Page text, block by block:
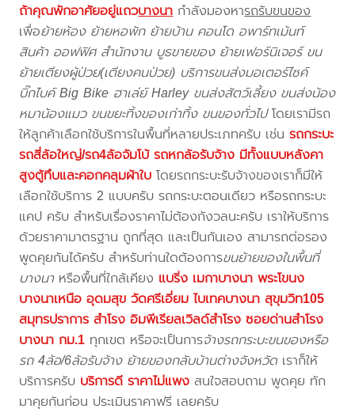
ถ้าคุณพักอาศัยอยู่แถวบางนากำลังมองหารถรับขนของ
เพื่อย้ายห้อง ย้ายหอพัก ย้ายบ้าน คอนโด อพาร์ทเม้นท์
สินค้า ออฟฟิศ สำนักงาน บูธขายของ ย้ายเฟอร์นิเจอร์ ขน
ย้ายเตียงผู้ป่วย(เตียงคนป่วย) บริการขนส่งมอเตอร์ไซค์
บิ๊กไบค์ Big Bike ฮาเล่ย์ Harley ขนส่งสัตว์เลี้ยง ขนส่งน้อง
หมาน้องแมว ขนขยะทิ้งของเก่าทิ้ง ขนของทั่วไปโดยเรามีรถ
ให้ลูกค้าเลือกใช้บริการในพื้นที่หลายประเภทครับ เช่นรถกระบะ
รถสี่ล้อใหญ่/รถ4ล้อจัมโบ้ รถหกล้อรับจ้าง มีทั้งแบบหลังคา
สูงตู้ทึบและคอกคลุมผ้าใบ โดยรถกระบะรับจ้างของเราก็มีให้
เลือกใช้บริการ 2 แบบครับ รถกระบะตอนเดียว หรือรถกระบะ
แคป ครับ สำหรับเรื่องราคาไม่ต้องกังวลนะครับ เราให้บริการ
ด้วยราคามาตรฐาน ถูกที่สุด และเป็นกันเอง สามารถต่อรอง
พูดคุยกันได้ครับ สำหรับท่านใดต้องการขนย้ายของในพื้นที่
บางนาหรือพื้นที่ใกล้เคียง แบริ่ง เมกาบางนา พระโขนง
บางนาเหนือ อุดมสุข วัดศรีเอี่ยม ไบเทคบางนา สุขุมวิท105
สมุทรปราการ สำโรง อิมพีเรียลเวิลด์สำโรง ซอยด่านสำโรง
บางนา กม.1 ทุกเขต หรือจะเป็นการจ้างรถกระบะขนของหรือ
รถ 4ล้อ/6ล้อรับจ้าง ย้ายของกลับบ้านต่างจังหวัด เราก็ให้
บริการครับ บริการดี ราคาไม่แพง สนใจสอบถาม พูดคุย ทัก
มาคุยกันก่อน ประเมินราคาฟรี เลยครับ